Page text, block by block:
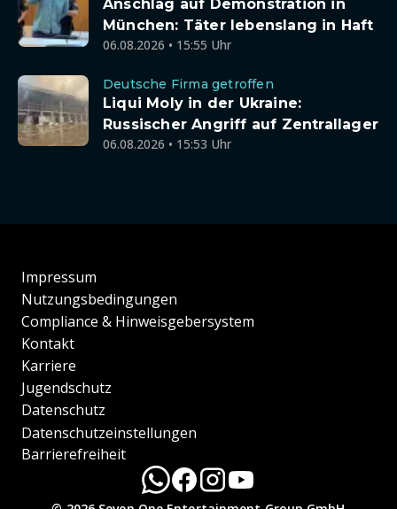
Anschlag auf Demonstration in
München: Täter lebenslang in Haft
06.08.2026 • 15:55 Uhr
Deutsche Firma getroffen
Liqui Moly in der Ukraine:
Russischer Angriff auf Zentrallager
06.08.2026 • 15:53 Uhr
Impressum
Nutzungsbedingungen
Compliance & Hinweisgebersystem
Kontakt
Karriere
Jugendschutz
Datenschutz
Datenschutzeinstellungen
Barrierefreiheit